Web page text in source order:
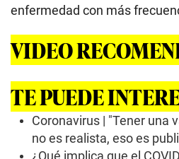
enfermedad con más
VIDEO
TE PUEDE
Coronavirus | "Tener una
no es realista, eso es
¿Qué implica que el